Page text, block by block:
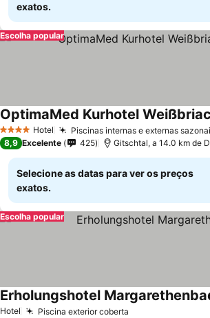
exatos.
Escolha popular
4 EstrelasHotel Piscinas internas e externas
OptimaMed Kurhotel
8,9 Excelente 425 Gitschtal, a 14.0 km de
Selecione as datas para ver os preços
exatos.
Escolha popular
Hotel Piscina exterior coberta
Erholungshotel